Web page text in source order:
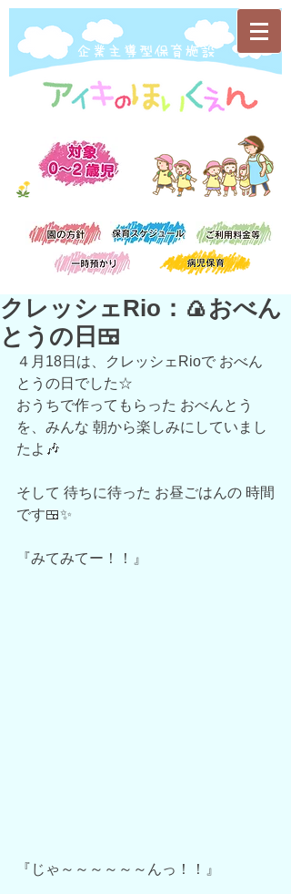
​企業主導型保育施設
クレッシェRio：🍙おべん
とうの日🍱
４月18日は、クレッシェRioで おべん
とうの日でした☆
おうちで作ってもらった おべんとう
を、みんな 朝から楽しみにしていまし
たよ🎶
そして 待ちに待った お昼ごはんの 時間
です🍱✨
『みてみてー！！』
『じゃ～～～～～～んっ！！』